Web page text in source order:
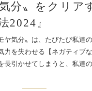
分〟をクリア
2024』
ヤ気分〟は、たびたび私達
力を失わせる【ネガティブ
長引かせてしまうと、私達